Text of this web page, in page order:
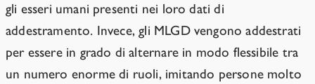
gli esseri umani presenti nei loro dati di
addestramento. Invece, gli MLGD vengono addestrati
per essere in grado di alternare in modo flessibile tra
un numero enorme di ruoli, imitando persone molto